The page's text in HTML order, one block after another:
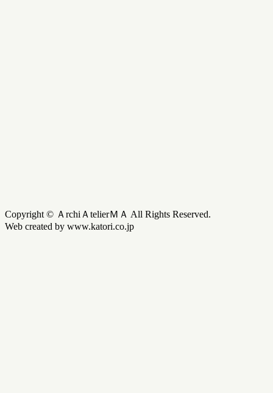
Copyright © ＡrchiＡtelierＭＡ All Rights Reserved.
Web created by www.katori.co.jp